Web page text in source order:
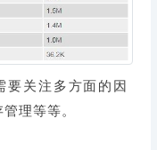
要关注多方面的因
理等等。